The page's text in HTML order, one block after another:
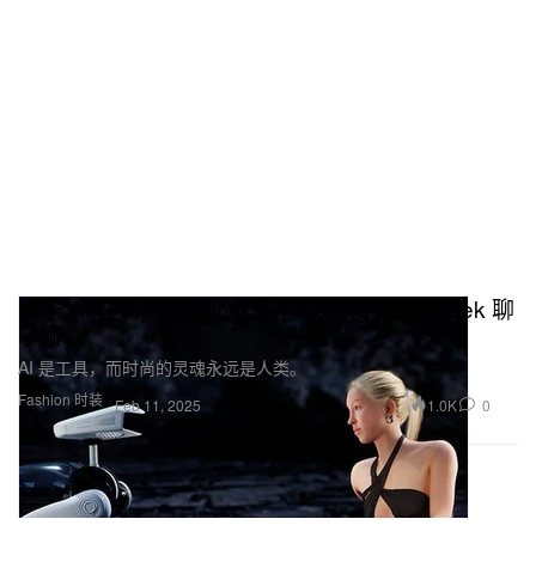
Fashion 时装
关于 AI 在时尚领域的未来，我们和 DeepSeek 聊
了聊
AI 是工具，而时尚的灵魂永远是人类。
Feb 11, 2025 1.0K 0